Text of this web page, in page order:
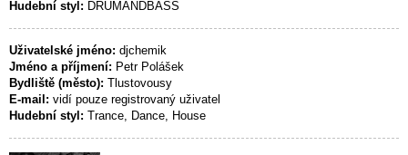
Hudební styl: DRUMANDBASS
Uživatelské jméno: djchemik
Jméno a příjmení: Petr Polášek
Bydliště (město): Tlustovousy
E-mail: vidí pouze registrovaný uživatel
Hudební styl: Trance, Dance, House